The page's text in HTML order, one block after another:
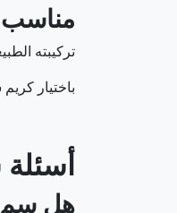
مناسب
تركيبته
باختيار
هل سم